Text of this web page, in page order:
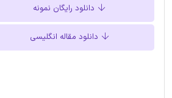
دانلود رایگان نمونه
دانلود مقاله انگلیسی